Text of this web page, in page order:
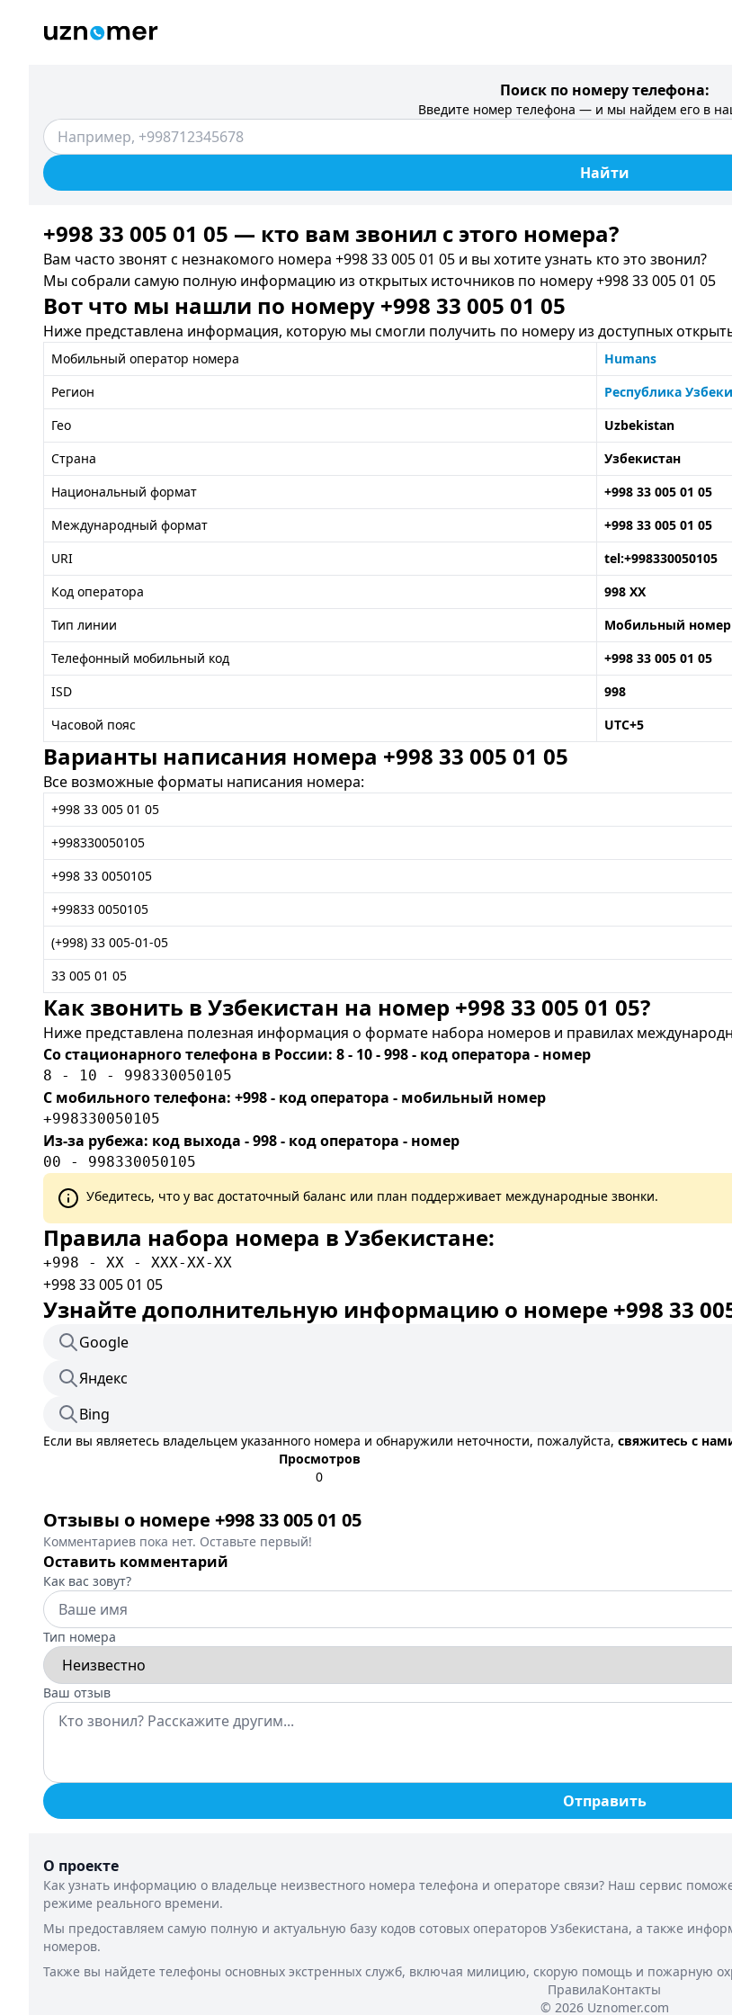
Поиск по номеру телефона:
Введите номер телефона — и мы найдем его в
Найти
+998 33 005 01 05 — кто вам звонил c этого номера?
Вам часто звонят с незнакомого номера +998 33 005 01 05 и вы хотите узнать кто это звонил?
Мы собрали самую полную информацию из открытых источников по номеру +998 33 005 01 05
Вот что мы нашли по номеру +998 33 005 01 05
Ниже представлена информация, которую мы смогли получить по номеру из доступных
Мобильный оператор номера
Humans
Регион
Республика
Гео
Uzbekistan
Страна
Узбекистан
Национальный формат
+998 33 005 01 05
Международный формат
+998 33 005 01 05
URI
tel:+998330050105
Код оператора
998 XX
Тип линии
Мобильный номер
Телефонный мобильный код
+998 33 005 01 05
ISD
998
Часовой пояс
UTC+5
Варианты написания номера +998 33 005 01 05
Все возможные форматы написания номера:
+998 33 005 01 05
+998330050105
+998 33 0050105
+99833 0050105
(+998) 33 005-01-05
33 005 01 05
Как звонить в Узбекистан на номер +998 33 005 01 05?
Ниже представлена полезная информация о формате набора номеров и правилах
Со стационарного телефона в России: 8 - 10 - 998 - код оператора - номер
8 - 10 - 998330050105
С мобильного телефона: +998 - код оператора - мобильный номер
+998330050105
Из-за рубежа: код выхода - 998 - код оператора - номер
00 - 998330050105
Убедитесь, что у вас достаточный баланс или план поддерживает международные звонки.
Правила набора номера в Узбекистане:
+998 - XX - XXX-XX-XX
+998 33 005 01 05
Узнайте дополнительную информацию о номере +998 33
Google
Яндекс
Bing
Если вы являетесь владельцем указанного номера и обнаружили неточности, пожалуйста, свяжитесь с
Просмотров
0
Отзывы о номере +998 33 005 01 05
Комментариев пока нет. Оставьте первый!
Оставить комментарий
Как вас зовут?
Тип номера
Ваш отзыв
Отправить
О проекте
Как узнать информацию о владельце неизвестного номера телефона и операторе связи? Наш сервис
режиме реального времени.
Мы предоставляем самую полную и актуальную базу кодов сотовых операторов Узбекистана, а также
номеров.
Также вы найдете телефоны основных экстренных служб, включая милицию, скорую помощь и пожарную
ПравилаКонтакты
© 2026 Uznomer.com